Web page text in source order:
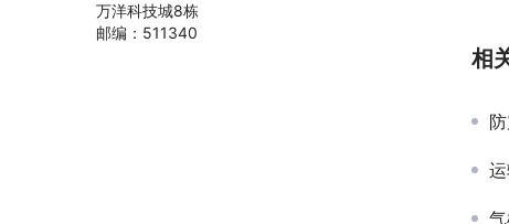
相
万洋科技城8栋
邮编：511340